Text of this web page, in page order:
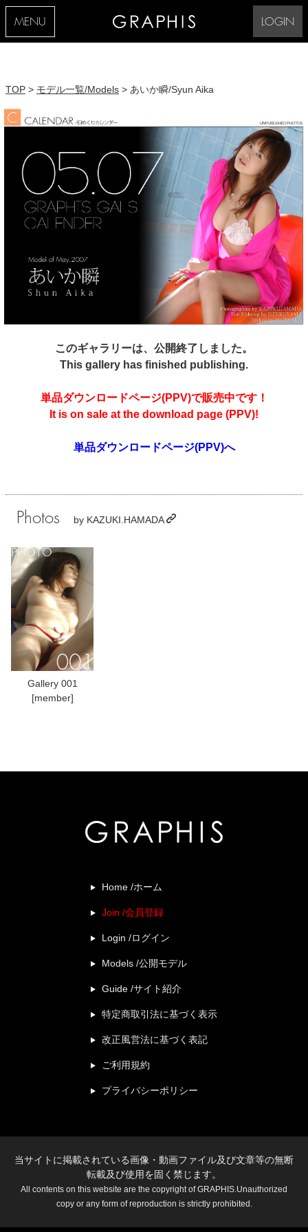
MENU LOGIN
TOP > モデル一覧/Models > あいか瞬/Syun Aika
このギャラリーは、公開終了しました。
This gallery has finished publishing.
単品ダウンロードページ(PPV)で販売中です！
It is on sale at the download page (PPV)!
単品ダウンロードページ(PPV)へ
Photos by KAZUKI.HAMADA
Gallery 001
[member]
Home /ホーム
Join /会員登録
Login /ログイン
Models /公開モデル
Guide /サイト紹介
特定商取引法に基づく表示
改正風営法に基づく表記
ご利用規約
プライバシーポリシー
当サイトに掲載されている画像・動画ファイル及び文章等の無断
転載及び使用を固く禁じます。
All contents on this website are the copyright of GRAPHIS.Unauthorized
copy or any form of reproduction is strictly prohibited.